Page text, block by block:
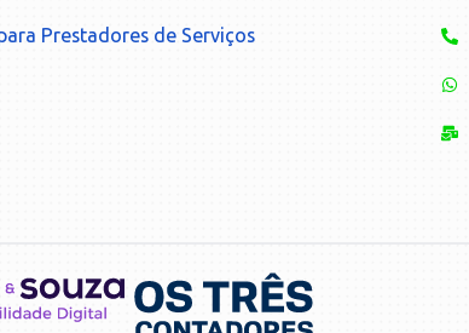
Prestadores de Serviços